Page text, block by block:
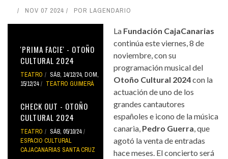
NOV 07 2024 POR LAGENDARIO
'PRIMA FACIE' - OTOÑO
CULTURAL 2024
TEATRO SÁB, 14/12/24, DOM,
15/12/24
TEATRO GUIMERÁ
CHECK OUT - OTOÑO
CULTURAL 2024
TEATRO
SÁB, 05/10/24
ESPACIO CULTURAL
CAJACANARIAS SANTA CRUZ
La Fundación CajaCanarias
continúa este viernes, 8 de
noviembre, con su
programación musical del
Otoño Cultural 2024con la
actuación de uno de los
grandes cantautores
españoles e icono de la música
canaria, Pedro Guerra, que
agotó la venta de entradas
hace meses. El concierto será